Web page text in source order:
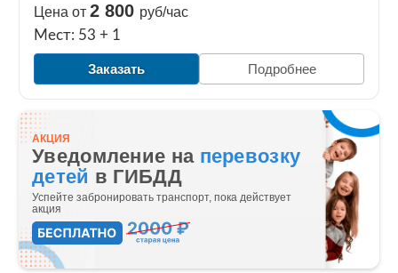
Цена от 2 800 руб/час
Мест: 53 + 1
Заказать Подробнее
АКЦИЯ
Уведомление на перевозку
детей в ГИБДД
Успейте забронировать транспорт, пока действует
акция